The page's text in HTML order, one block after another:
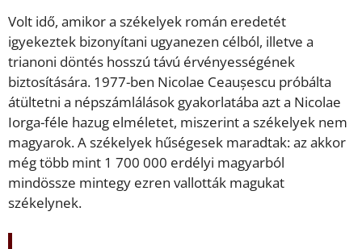
Volt idő, amikor a székelyek román eredetét
igyekeztek bizonyítani ugyanezen célból, illetve a
trianoni döntés hosszú távú érvényességének
biztosítására. 1977-ben Nicolae Ceaușescu próbálta
átültetni a népszámlálások gyakorlatába azt a Nicolae
Iorga-féle hazug elméletet, miszerint a székelyek nem
magyarok. A székelyek hűségesek maradtak: az akkor
még több mint 1 700 000 erdélyi magyarból
mindössze mintegy ezren vallották magukat
székelynek.